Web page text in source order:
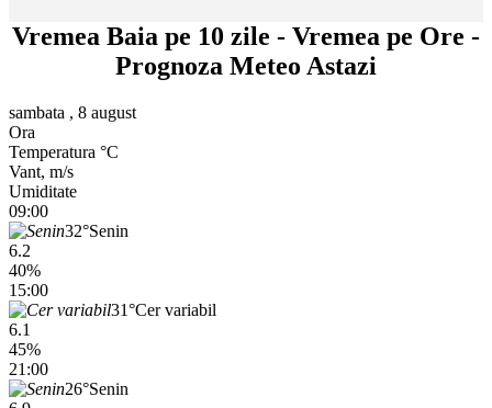
Vremea Baia pe 10 zile - Vremea pe Ore -
Prognoza Meteo Astazi
sambata , 8 august
Ora
Temperatura °C
Vant, m/s
Umiditate
09:00
32°Senin
6.2
40%
15:00
31°Cer variabil
6.1
45%
21:00
26°Senin